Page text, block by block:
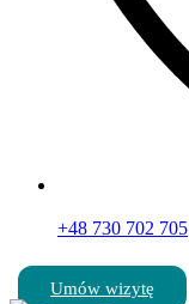
+48 730 702 705
Umów wizytę